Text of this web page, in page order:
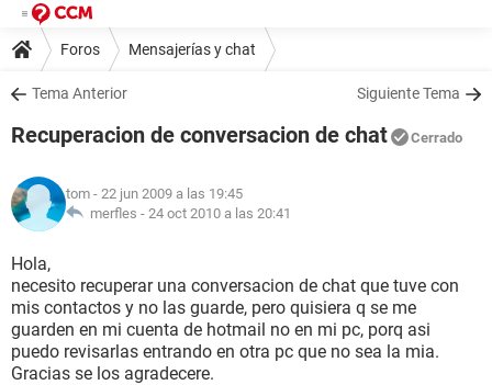
Foros Mensajerías y chat
Tema Anterior Siguiente Tema
Recuperacion de conversacion de chat Cerrado
tom - 22 jun 2009 a las 19:45
merfles - 24 oct 2010 a las 20:41
Hola,
necesito recuperar una conversacion de chat que tuve con
mis contactos y no las guarde, pero quisiera q se me
guarden en mi cuenta de hotmail no en mi pc, porq asi
puedo revisarlas entrando en otra pc que no sea la mia.
Gracias se los agradecere.